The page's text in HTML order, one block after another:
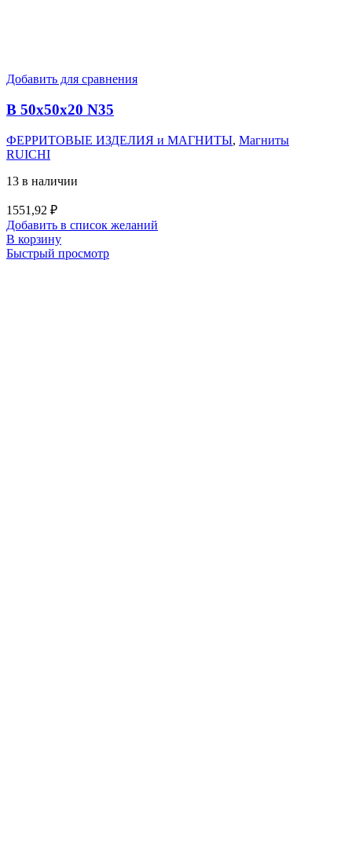
Добавить для сравнения
B 50x50x20 N35
ФЕРРИТОВЫЕ ИЗДЕЛИЯ и МАГНИТЫ, Магниты
RUICHI
13 в наличии
1551,92 ₽
Добавить в список желаний
В корзину
Быстрый просмотр